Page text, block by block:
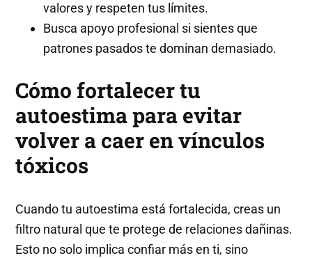
valores y respeten tus límites.
Busca apoyo profesional si sientes que
patrones pasados te dominan demasiado.
Cómo fortalecer tu
autoestima para evitar
volver a caer en vínculos
tóxicos
Cuando tu autoestima está fortalecida, creas un
filtro natural que te protege de relaciones dañinas.
Esto no solo implica confiar más en ti, sino